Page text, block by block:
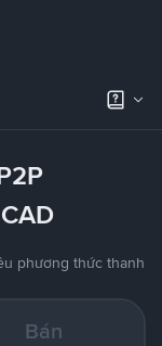
phương thức thanh
Bán